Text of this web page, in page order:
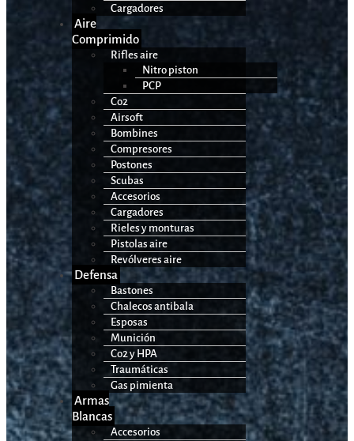
Cargadores
Aire
Comprimido
Rifles aire
Nitro piston
PCP
Co2
Airsoft
Bombines
Compresores
Postones
Scubas
Accesorios
Cargadores
Rieles y monturas
Pistolas aire
Revólveres aire
Defensa
Bastones
Chalecos antibala
Esposas
Munición
Co2 y HPA
Traumáticas
Gas pimienta
Armas
Blancas
Accesorios